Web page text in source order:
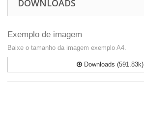
DOWNLOADS
Exemplo de imagem
Baixe o tamanho da imagem exemplo A4.
Downloads (591.83k)